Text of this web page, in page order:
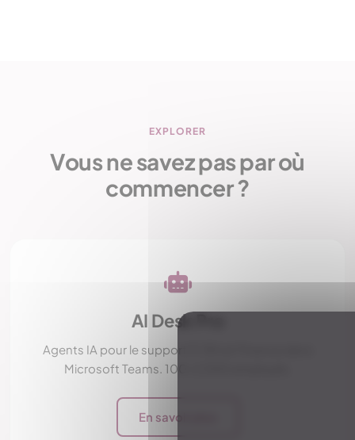
EXPLORER
Vous ne savez pas par où
commencer ?
AI Desk Pro
Agents IA pour le support IT, RH et Finance dans
Microsoft Teams. 100-2 000 employés.
En savoir plus